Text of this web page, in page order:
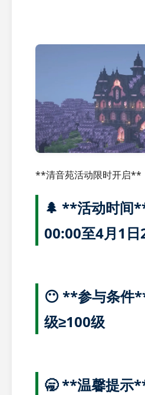
**清音苑活动限时开启**
🌲 **活动时间
00:00至4月1日
😶 **参与条件
级≥100级
🥱 **温馨提示